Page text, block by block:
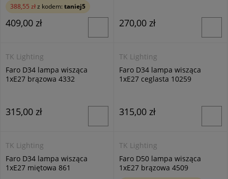
388,55 złz kodem: taniej5
409,00 zł 270,00 zł
TK Lighting
Faro D34 lampa wisząca
1xE27 brązowa 4332
315,00 zł
TK Lighting
Faro D34 lampa wisząca
1xE27 ceglasta 10259
315,00 zł
TK Lighting
Faro D34 lampa wisząca
1xE27 miętowa 861
TK Lighting
Faro D50 lampa wisząca
1xE27 brązowa 4509